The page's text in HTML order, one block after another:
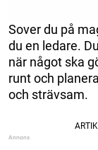
Sover du på
du en ledare.
när något ska
runt och
och strävsam.